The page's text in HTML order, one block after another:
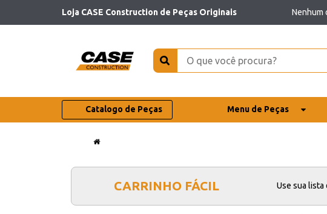
Loja CASE Construction de Peças Originais Nenhum
Catalogo de Peças Menu de Peças
CARRINHO FÁCIL Use sua